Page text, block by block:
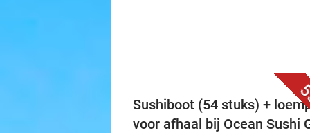
Sushiboot (54 stuks) +
voor afhaal bij Ocean Sushi